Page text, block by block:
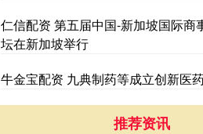
仁信配资 第五届中国-新加坡国际商
坛在新加坡举行
牛金宝配资 九典制药等成立创新医
推荐资讯